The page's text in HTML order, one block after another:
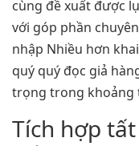
cùng đề xuất được
với góp phần
nhập Nhiều hơn
quý quý đọc giả
trọng trong khoảng
Tích hợp